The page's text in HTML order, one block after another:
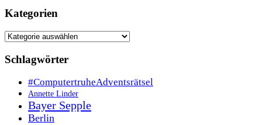
Kategorien
Kategorien
Schlagwörter
#ComputertruheAdventsrätsel
Annette Linder
Bayer Sepple
Berlin